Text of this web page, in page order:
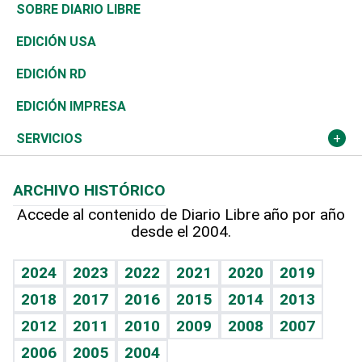
Reportajes
Asia
África
Ocenanía
Caribe
Resto del mundo
Consumo
Vivienda
Telecom.
Global y variable
Economía personal
Belleza
Buena Vida
Sociales
Novedades
Podcast Arte Libre
Hablando con el pediatra
Vida y familia
Eñe
Celebrando la vida
Golf
Ciclismo
Tenis
Olimpismo
Más deportes
Línea de hit
TBT Deportivo
De buena tinta
En Directo
El Espía
Noticiero Poteleche
Columnistas
Más firmas
Clima
Tecnología
Historia
Martes de tecnología
Cambio climático
Mundo
Economía
Revista
Deportes
Opinión
Hecho en casa
Guía del dinero
SOBRE DIARIO LIBRE
EDICIÓN USA
EDICIÓN RD
EDICIÓN IMPRESA
SERVICIOS
Cumpleaños
Horóscopos
Crucigramas
ARCHIVO HISTÓRICO
Accede al contenido de Diario Libre año por año
desde el 2004.
2024 2023 2022 2021 2020
2019
2018
2017 2016 2015 2014
2013
2012
2011 2010 2009 2008
2007
2006
2005 2004